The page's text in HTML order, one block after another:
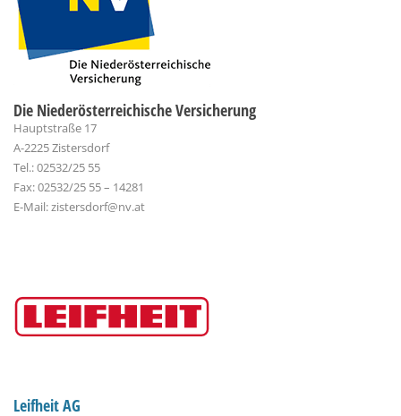
Die Niederösterreichische Versicherung
Hauptstraße 17
A-2225 Zistersdorf
Tel.: 02532/25 55
Fax: 02532/25 55 – 14281
E-Mail: zistersdorf@nv.at
Leifheit AG